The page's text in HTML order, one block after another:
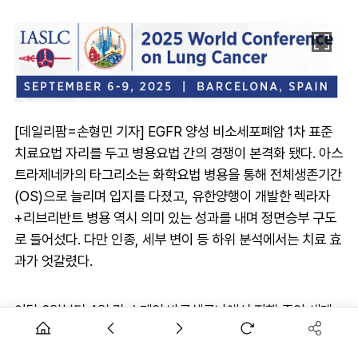
[데일리팜=손형민 기자] EGFR 양성 비소세포폐암 1차 표준
치료요법 자리를 두고 병용요법 간의 경쟁이 본격화 됐다. 아스
트라제네카의 타그리소는 화학요법 병용을 통해 전체생존기간
(OS)으로 늘리며 입지를 다졌고, 유한양행이 개발한 렉라자
+리브리반트 병용 역시 의미 있는 성과를 내며 정면승부 구도
로 들어섰다. 다만 인종, 세부 변이 등 하위 분석에서는 치료 효
과가 엇갈렸다.
이달 6일부터 4일 간 스페인 바르셀로나에서 진행 중인 세계
폐암학회 연례학술대회(WCLC 2025)에서는 타그리소+백금